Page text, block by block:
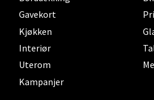
Gavekort
Kjøkken
Interiør
Uterom
Kampanjer